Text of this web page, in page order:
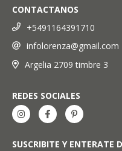
CONTACTANOS
+5491164391710
infolorenza@gmail.com
Argelia 2709 timbre 3
REDES SOCIALES
SUSCRIBITE Y ENTERATE